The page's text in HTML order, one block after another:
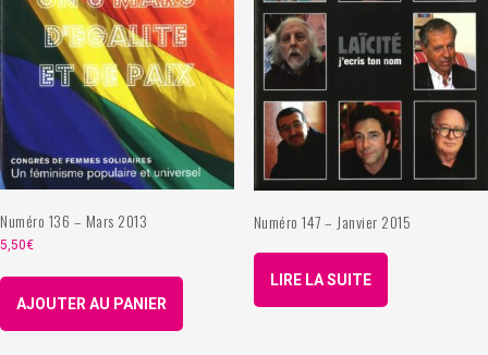
Numéro 136 – Mars 2013
5,50€
AJOUTER AU PANIER
Numéro 147 – Janvier 2015
LIRE LA SUITE